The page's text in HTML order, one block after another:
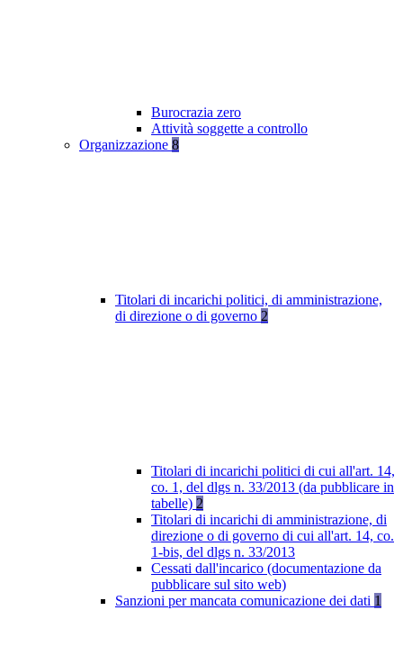
Burocrazia zero
Attività soggette a controllo
Organizzazione 8
Titolari di incarichi politici, di amministrazione,
di direzione o di governo 2
Titolari di incarichi politici di cui all'art. 14,
co. 1, del dlgs n. 33/2013 (da pubblicare in
tabelle) 2
Titolari di incarichi di amministrazione, di
direzione o di governo di cui all'art. 14, co.
1-bis, del dlgs n. 33/2013
Cessati dall'incarico (documentazione da
pubblicare sul sito web)
Sanzioni per mancata comunicazione dei dati 1